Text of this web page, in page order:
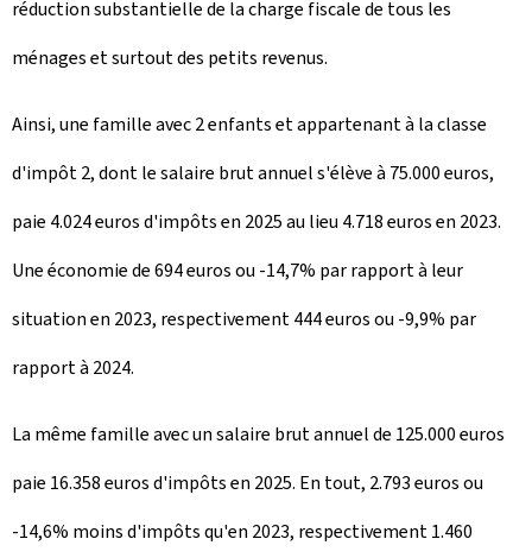
réduction substantielle de la charge fiscale de tous les
ménages et surtout des petits revenus.
Ainsi, une famille avec 2 enfants et appartenant à la classe
d'impôt 2, dont le salaire brut annuel s'élève à 75.000 euros,
paie 4.024 euros d'impôts en 2025 au lieu 4.718 euros en 2023.
Une économie de 694 euros ou -14,7% par rapport à leur
situation en 2023, respectivement 444 euros ou -9,9% par
rapport à 2024.
La même famille avec un salaire brut annuel de 125.000 euros
paie 16.358 euros d'impôts en 2025. En tout, 2.793 euros ou
-14,6% moins d'impôts qu'en 2023, respectivement 1.460